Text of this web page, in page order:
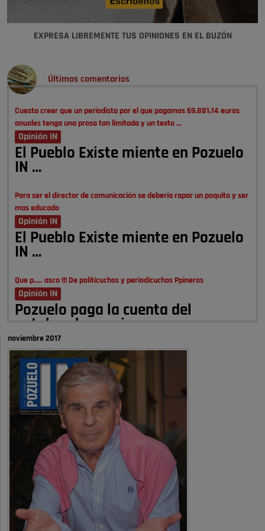
EXPRESA LIBREMENTE TUS OPINIONES EN EL BUZÓN
Últimos comentarios
Cuesta creer que un periodista por el que pagamos 69.881,14 euros
anuales tenga una prosa tan limitada y un texto …
Opinión IN
El Pueblo Existe miente en Pozuelo
IN …
Para ser el director de comunicación se debería rapar un poquito y ser
mas educado
Opinión IN
El Pueblo Existe miente en Pozuelo
IN …
Que p..... asco !!! De politicuchos y periodicuchos Ppineros
Opinión IN
Pozuelo paga la cuenta del
autobombo: casi …
Señora Alcaldesa Ud no ha vivido nunca en Pozuelo , pero yo si desde
hace más de 60 años , …
Pozuelo de Alarcón
Quejas por el deterioro de la
limpieza …
A ver si es posible que haya vivienda para familias con hijos y no
solamente jóvenes que no es tan …
Pozuelo de Alarcón
Pozuelo desbloquea
definitivamente Huerta Grande: las
obras …
noviembre 2017